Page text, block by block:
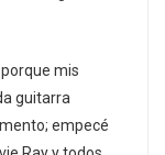
mis
guitarra
empecé